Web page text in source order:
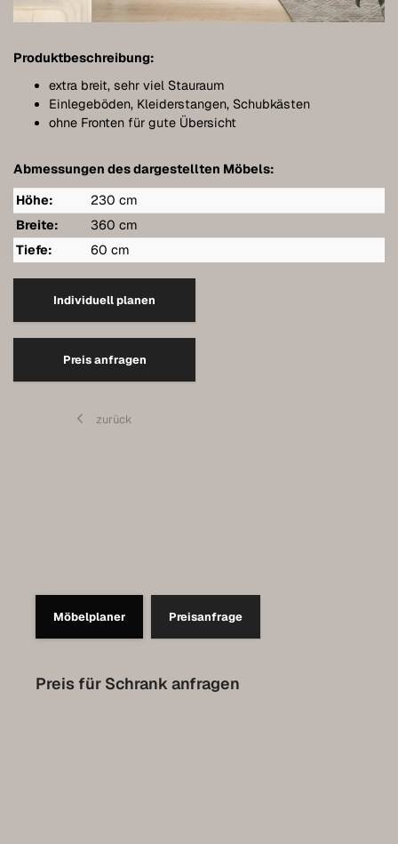
Produktbeschreibung:
extra breit, sehr viel Stauraum
Einlegeböden, Kleiderstangen, Schubkästen
ohne Fronten für gute Übersicht
Abmessungen des dargestellten Möbels:
Höhe:
230 cm
Breite:
360 cm
Tiefe:
60 cm
Individuell planen
Preis anfragen
zurück
Möbelplaner Preisanfrage
Preis für Schrank anfragen
Meubles de salle de bains
Étagères murales suspendues
Dressings
Étagères
Buffets
Armoires murales
Qualité de nos meubles
Entretien